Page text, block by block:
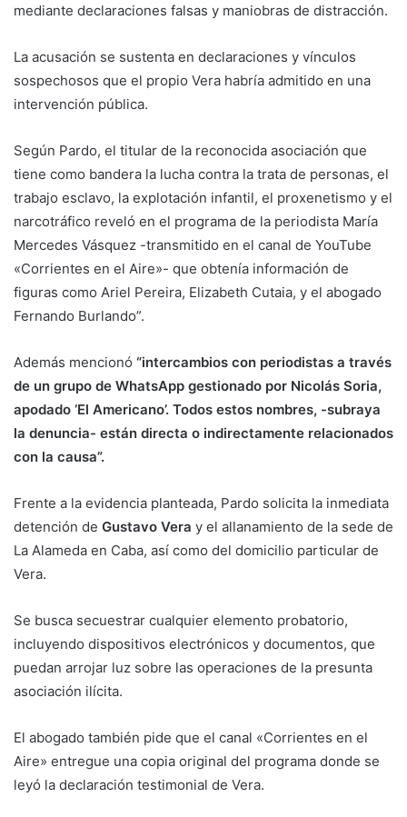
mediante declaraciones falsas y maniobras de distracción.
La acusación se sustenta en declaraciones y vínculos
sospechosos que el propio Vera habría admitido en una
intervención pública.
Según Pardo, el titular de la reconocida asociación que
tiene como bandera la lucha contra la trata de personas, el
trabajo esclavo, la explotación infantil, el proxenetismo y el
narcotráfico reveló en el programa de la periodista María
Mercedes Vásquez -transmitido en el canal de YouTube
«Corrientes en el Aire»- que obtenía información de
figuras como Ariel Pereira, Elizabeth Cutaia, y el abogado
Fernando Burlando”.
Además mencionó “intercambios con periodistas a través
de un grupo de WhatsApp gestionado por Nicolás Soria,
apodado ‘El Americano’. Todos estos nombres, -subraya
la denuncia- están directa o indirectamente relacionados
con la causa”.
Frente a la evidencia planteada, Pardo solicita la inmediata
detención de Gustavo Vera y el allanamiento de la sede de
La Alameda en Caba, así como del domicilio particular de
Vera.
Se busca secuestrar cualquier elemento probatorio,
incluyendo dispositivos electrónicos y documentos, que
puedan arrojar luz sobre las operaciones de la presunta
asociación ilícita.
El abogado también pide que el canal «Corrientes en el
Aire» entregue una copia original del programa donde se
leyó la declaración testimonial de Vera.